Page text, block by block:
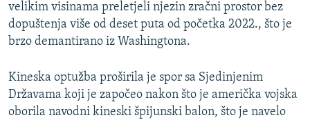
velikim visinama preletjeli njezin zračni prostor bez
dopuštenja više od deset puta od početka 2022., što je
brzo demantirano iz Washingtona.
Kineska optužba proširila je spor sa Sjedinjenim
Državama koji je započeo nakon što je američka vojska
oborila navodni kineski špijunski balon, što je navelo